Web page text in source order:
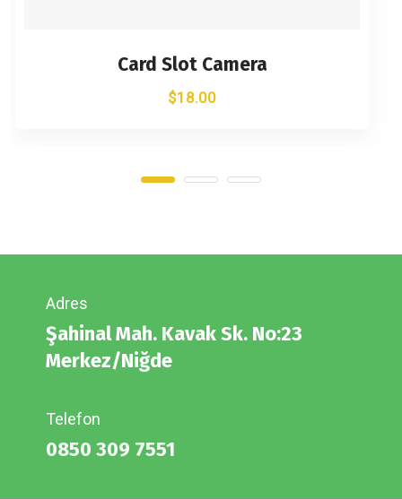
Card Slot Camera
$18.00
Adres
Şahinal Mah. Kavak Sk. No:23
Merkez/Niğde
Telefon
0850 309 7551